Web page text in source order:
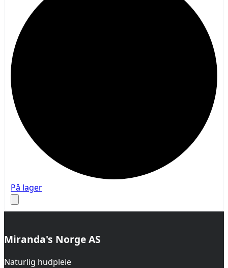
På lager
Miranda's Norge AS
Naturlig hudpleie